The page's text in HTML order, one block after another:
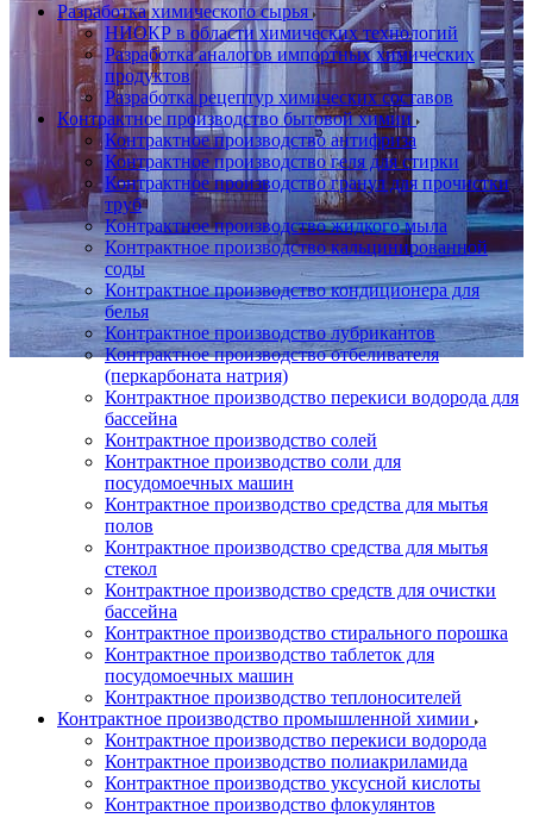
Разработка химического сырья
НИОКР в области химических технологий
Разработка аналогов импортных химических
продуктов
Разработка рецептур химических составов
Контрактное производство бытовой химии
Контрактное производство антифриза
Контрактное производство геля для стирки
Контрактное производство гранул для прочистки
труб
Контрактное производство жидкого мыла
Контрактное производство кальцинированной
соды
Контрактное производство кондиционера для
белья
Контрактное производство лубрикантов
Контрактное производство отбеливателя
(перкарбоната натрия)
Контрактное производство перекиси водорода для
бассейна
Контрактное производство солей
Контрактное производство соли для
посудомоечных машин
Контрактное производство средства для мытья
полов
Контрактное производство средства для мытья
стекол
Контрактное производство средств для очистки
бассейна
Контрактное производство стирального порошка
Контрактное производство таблеток для
посудомоечных машин
Контрактное производство теплоносителей
Контрактное производство промышленной химии
Контрактное производство перекиси водорода
Контрактное производство полиакриламида
Контрактное производство уксусной кислоты
Контрактное производство флокулянтов